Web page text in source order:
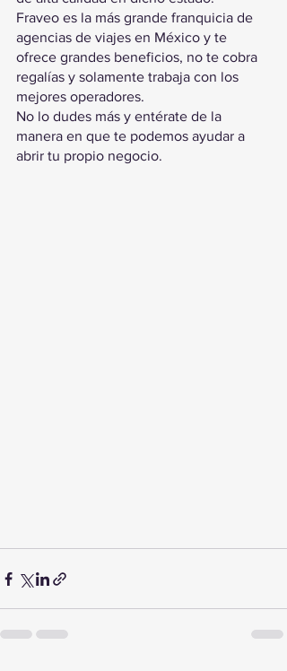
Fraveo es la más grande franquicia de
agencias de viajes en México y te
ofrece grandes beneficios, no te cobra
regalías y solamente trabaja con los
mejores operadores.
No lo dudes más y entérate de la
manera en que te podemos ayudar a
abrir tu propio negocio.